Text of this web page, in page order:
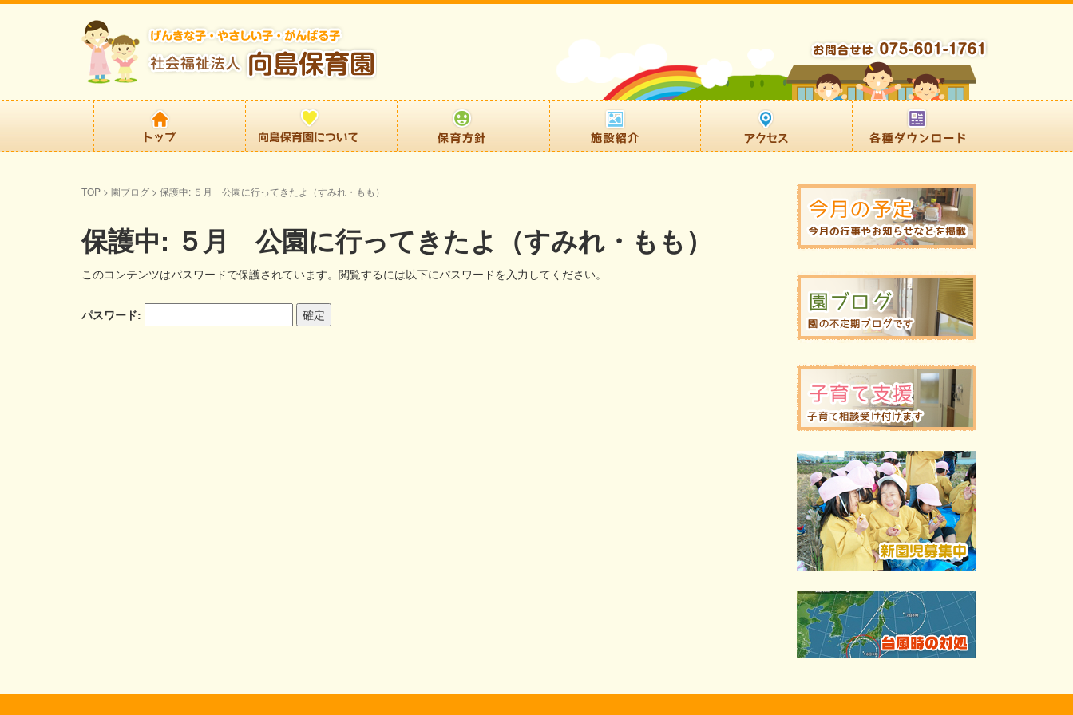
TOP > 園ブログ > 保護中: ５月 公園に行ってきたよ（すみれ・もも）
保護中: ５月 公園に行ってきたよ（すみれ・もも）
このコンテンツはパスワードで保護されています。閲覧するには以下にパスワードを入力してください。
パスワード: